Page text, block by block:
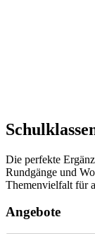
Die perfekte
Rundgänge und
Themenvielfalt für
Angebote